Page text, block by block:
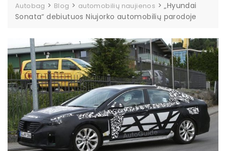
Autobag > Blog > automobilių naujienos >„Hyundai
Sonata“ debiutuos Niujorko automobilių parodoje